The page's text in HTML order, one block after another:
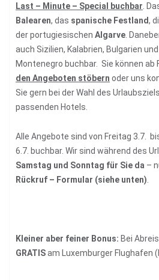
Last – Minute – Special buchbar .
Balearen, das spanische Festland,
der portugiesischen Algarve .
auch Sizilien, Kalabrien, Bulgarien
Montenegro buchbar. Sie können
den Angeboten stöbern oder uns
Sie gern bei der Wahl des
passenden Hotels.
Alle Angebote sind von Freitag 3.7.
6.7. buchbar. Wir sind während des
Samstag und Sonntag für Sie da –
Rückruf – Formular (siehe unten)
Kleiner aber feiner Bonus: Bei
GRATISam Luxemburger Flughafen